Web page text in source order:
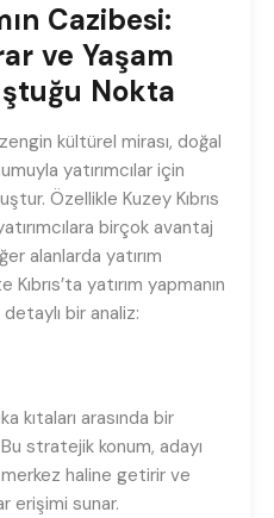
Cazibesi:
ve Yaşam
Nokta
kültürel mirası, doğal
yatırımcılar için
Özellikle Kuzey Kıbrıs
birçok avantaj
alanlarda yatırım
yatırım yapmanın
bir analiz:
kıtaları arasında bir
stratejik konum, adayı
haline getirir ve
erişimi sunar.